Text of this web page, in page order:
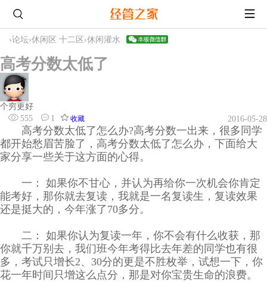
›论坛›休闲区 十二区 ›休闲灌水
高考分数太低了
个穷更好
555
1 收藏 2016-05-28
高考分数太低了怎么办?高考分数一出来，很多同学
都开始愁眉苦脸了，高考分数太低了怎么办，下面给大
家分享一些关于这方面的心得。
一： 如果你不甘心，并认为再给你一次机会你肯定
能考好，那你就去复读，我就是一名复读生，复读效果
还是挺大的，今年涨了70多分。
二： 如果你认为复读一年，你不会有什么收获，那
你就千万别去，我们班今年考得比去年差的同学也有很
多，考试只增长2、30分的更是不胜枚举，试想一下，你
花一年时间只增这么点分，那是对你宝贵生命的浪费。